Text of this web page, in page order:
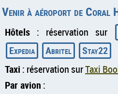
Venir à aéroport de Coral
Hôtels : réservation sur
Expedia
Abritel
Stay22
Taxi : réservation surTaxi
Par avion :